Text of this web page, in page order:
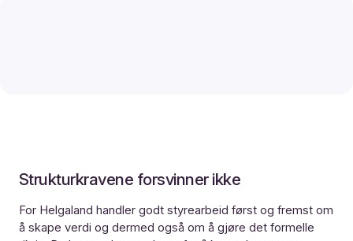
Strukturkravene forsvinner ikke
For Helgaland handler godt styrearbeid først og fremst om
å skape verdi og dermed også om å gjøre det formelle